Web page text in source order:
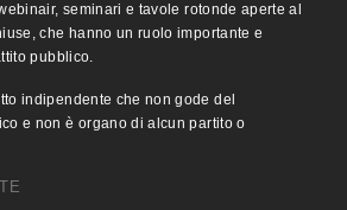
seminari e tavole rotonde aperte al
che hanno un ruolo importante e
pubblico.
indipendente che non gode del
e non è organo di alcun partito o